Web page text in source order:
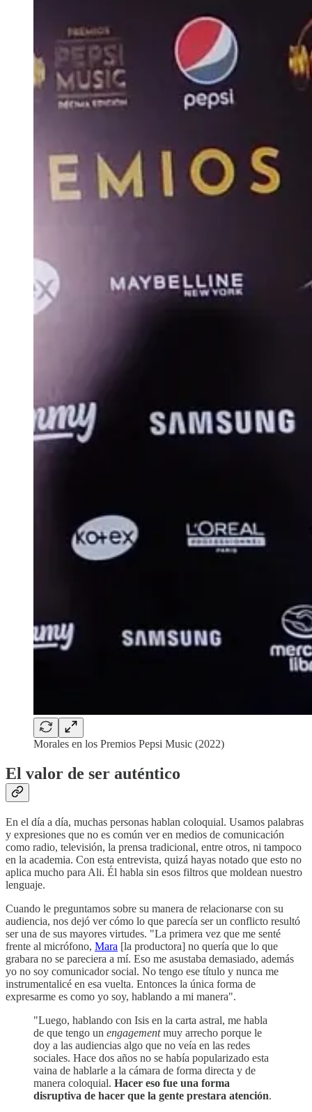
Morales en los Premios Pepsi Music (2022)
El valor de ser auténtico
En el día a día, muchas personas hablan coloquial. Usamos palabras
y expresiones que no es común ver en medios de comunicación
como radio, televisión, la prensa tradicional, entre otros, ni tampoco
en la academia. Con esta entrevista, quizá hayas notado que esto no
aplica mucho para Ali. Él habla sin esos filtros que moldean nuestro
lenguaje.
Cuando le preguntamos sobre su manera de relacionarse con su
audiencia, nos dejó ver cómo lo que parecía ser un conflicto resultó
ser una de sus mayores virtudes. "La primera vez que me senté
frente al micrófono, Mara [la productora] no quería que lo que
grabara no se pareciera a mí. Eso me asustaba demasiado, además
yo no soy comunicador social. No tengo ese título y nunca me
instrumentalicé en esa vuelta. Entonces la única forma de
expresarme es como yo soy, hablando a mi manera".
"Luego, hablando con Isis en la carta astral, me habla
de que tengo un engagementmuy arrecho porque le
doy a las audiencias algo que no veía en las redes
sociales. Hace dos años no se había popularizado esta
vaina de hablarle a la cámara de forma directa y de
manera coloquial. Hacer eso fue una forma
disruptiva de hacer que la gente prestara atención.